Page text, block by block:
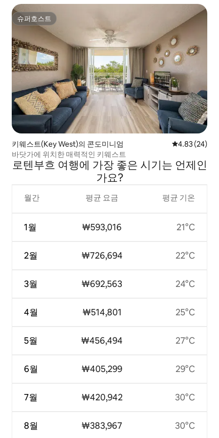
슈퍼호스트
슈퍼호스트
키웨스트(Key West)의 콘도미니엄 평점 4.83점(5
4.83 (24)
바닷가에 위치한 매력적인 키웨스트
로텐부흐 여행에 가장 좋은 시기는 언제인
가요?
월간
1월
2월
3월
4월
5월
6월
7월
8월
평균 요금
₩593,016
₩726,694
₩692,563
₩514,801
₩456,494
₩405,299
₩420,942
₩383,967
평균 기온
21°C
22°C
24°C
25°C
27°C
29°C
30°C
30°C